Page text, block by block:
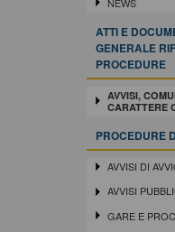
ATTI E
GENERALE
PROCEDURE
AVVISI,
CARATTERE
PROCEDURE
AVVISI DI
AVVISI
GARE E